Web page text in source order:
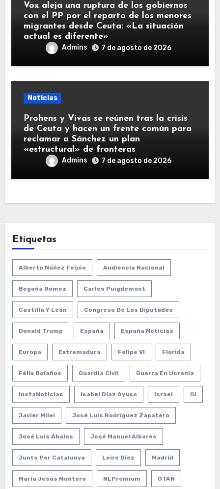
Vox aleja una ruptura de los gobiernos
con el PP por el reparto de los menores
migrantes desde Ceuta: «La situación
actual es diferente»
Admins 7 de agosto de 2026
Noticias
Prohens y Vivas se reúnen tras la crisis
de Ceuta y hacen un frente común para
reclamar a Sánchez un plan
«estructural» de fronteras
Admins 7 de agosto de 2026
Etiquetas
Alberto Núñez Feijóo Audiencia Nacional
Begoña Gómez Carles Puigdemont
Castilla Y León Congreso De Los Diputados
Donald Trump España España Noticias
Europa Extremadura Felipe VI Florida
Félix Bolaños Guardia Civil Guerra En Ucrania
InstaNoticias Isabel Díaz Ayuso Israel IU
Javier Milei José Luis Rodríguez Zapatero
José Luis Ábalos José Manuel Albares
Junts Per Catalunya Leire Díez Madrid
María Jesús Montero NLPremium OTAN